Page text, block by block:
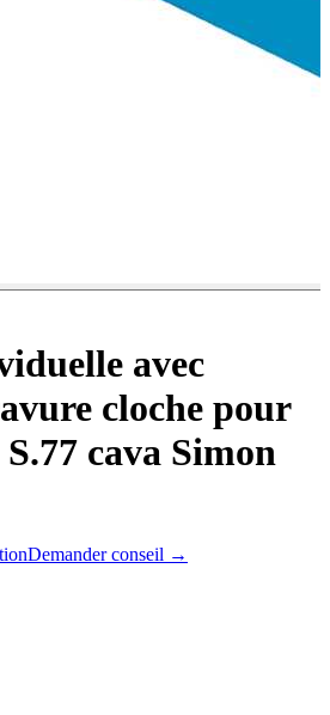
avec
cloche pour
cava Simon
Demander conseil →